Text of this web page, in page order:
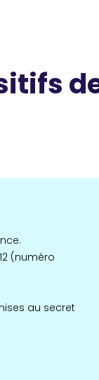
(numéro
au secret